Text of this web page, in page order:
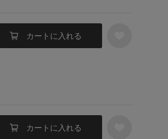
カートに入れる
カートに入れる